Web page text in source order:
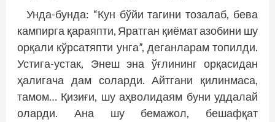
Унда-бунда: “Кун бўйи тагини тозалаб, бева
кампирга қараяпти, Яратган қиёмат азобини шу
орқали кўрсатяпти унга”, деганларам топилди.
Устига-устак, Энеш эна ўғлининг орқасидан
ҳалигача дам соларди. Айтгани қилинмаса,
тамом… Қизиғи, шу аҳволидаям буни уддалай
оларди. Ана шу бемажол, бешафқат